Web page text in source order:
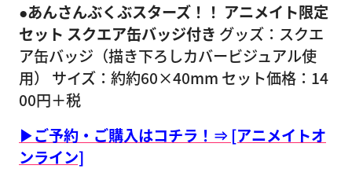
●あんさんぶくぶスターズ！！ アニメイト限定
セット スクエア缶バッジ付き グッズ：スクエ
ア缶バッジ（描き下ろしカバービジュアル使
用） サイズ：約約60×40mm セット価格：14
00円＋税
▶ご予約・ご購入はコチラ！⇒ [アニメイトオ
ンライン]